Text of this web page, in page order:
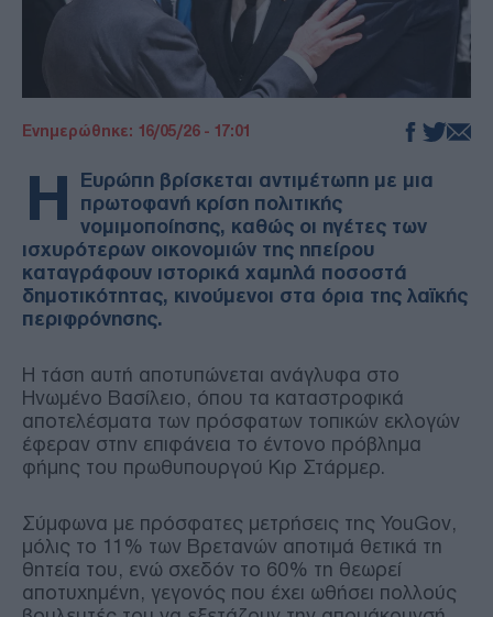
Ενημερώθηκε: 16/05/26 - 17:01
Η
Ευρώπη βρίσκεται αντιμέτωπη με μια
πρωτοφανή κρίση πολιτικής
νομιμοποίησης, καθώς οι ηγέτες των
ισχυρότερων οικονομιών της ηπείρου
καταγράφουν ιστορικά χαμηλά ποσοστά
δημοτικότητας, κινούμενοι στα όρια της λαϊκής
περιφρόνησης.
Η τάση αυτή αποτυπώνεται ανάγλυφα στο
Ηνωμένο Βασίλειο, όπου τα καταστροφικά
αποτελέσματα των πρόσφατων τοπικών εκλογών
έφεραν στην επιφάνεια το έντονο πρόβλημα
φήμης του πρωθυπουργού Κιρ Στάρμερ.
Σύμφωνα με πρόσφατες μετρήσεις της YouGov,
μόλις το 11% των Βρετανών αποτιμά θετικά τη
θητεία του, ενώ σχεδόν το 60% τη θεωρεί
αποτυχημένη, γεγονός που έχει ωθήσει πολλούς